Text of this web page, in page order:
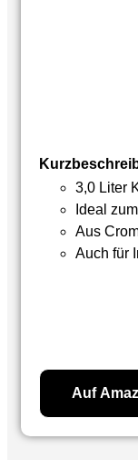
3,0 Liter
Ideal
Aus
Auch für
Auf